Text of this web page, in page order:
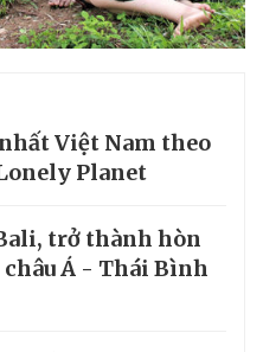
Việt Nam theo
Planet
trở thành hòn
Á - Thái Bình